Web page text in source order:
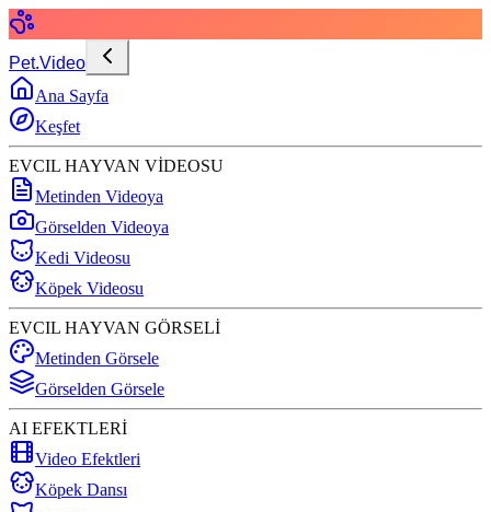
Pet.Video
Ana Sayfa
Keşfet
EVCIL HAYVAN VİDEOSU
Metinden Videoya
Görselden Videoya
Kedi Videosu
Köpek Videosu
EVCIL HAYVAN GÖRSELİ
Metinden Görsele
Görselden Görsele
AI EFEKTLERİ
Video Efektleri
Köpek Dansı